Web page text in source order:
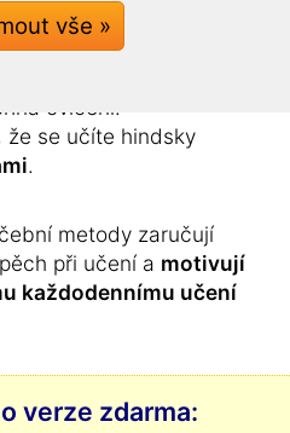
nebylonikdy
jako nyní
cvičení.
že se učíte hindsky
.
metody zaručují
při učení a motivují
každodennímu učení
verze zdarma:
vše »